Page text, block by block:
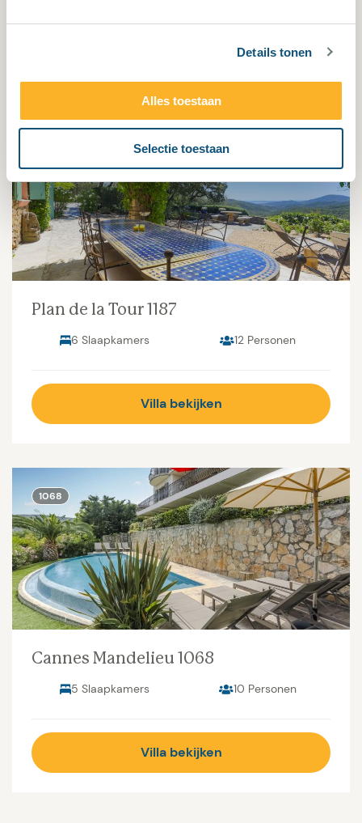
Details tonen
Alles toestaan
Selectie toestaan
Plan de la Tour 1187
6 Slaapkamers 12 Personen
Villa bekijken
1068
Cannes Mandelieu 1068
5 Slaapkamers 10 Personen
Villa bekijken